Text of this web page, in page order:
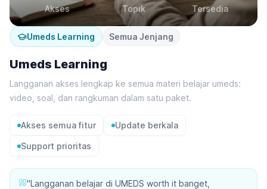
Akses Topik Tersedia
Umeds Learning Semua Jenjang
Umeds Learning
Langganan akses lengkap ke semua materi belajar umeds:
video, soal, dan rangkuman dalam satu paket.
Akses semua fitur Update berkala
Support prioritas
"Langganan belajar di UMEDS worth it banget,